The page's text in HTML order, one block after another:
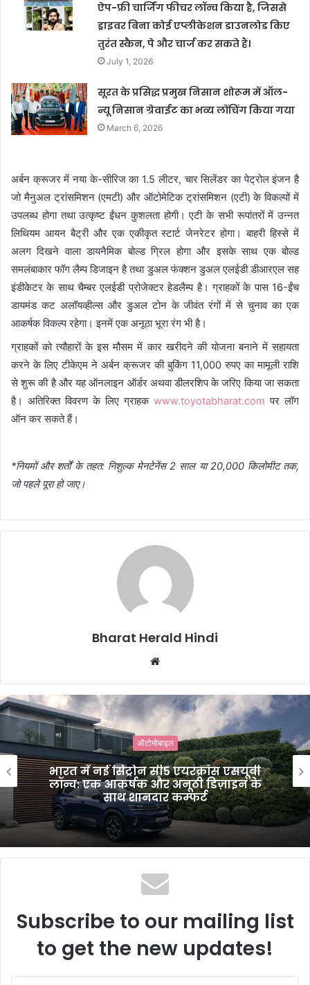
ऐप-फ्री चार्जिंग फीचर लॉन्च किया है, जिससे
ड्राइवर बिना कोई एप्लीकेशन डाउनलोड किए
तुरंत स्कैन, पे और चार्ज कर सकते हैं।
July 1, 2026
सूरत के प्रसिद्ध प्रमुख निसान शोरूम में ऑल-
न्यू निसान ग्रेवाईट का भव्य लोंचिंग किया गया
March 6, 2026
अर्बन क्रूजर में नया के-सीरिज का 1.5 लीटर, चार सिलेंडर का पेट्रोल इंजन है
जो मैनुअल ट्रांसमिशन (एमटी) और ऑटोमेटिक ट्रांसमिशन (एटी) के विकल्पों में
उपलब्ध होगा तथा उत्कृष्ट ईंधन कुशलता होगी। एटी के सभी रूपांतरों में उन्नत
लिथियम आयन बैट्री और एक एकीकृत स्टार्ट जेनरेटर होगा। बाहरी हिस्से में
अलग दिखने वाला डायनैमिक बोल्ड ग्रिल होगा और इसके साथ एक बोल्ड
समलंबाकार फॉग लैम्प डिजाइन है तथा डुअल फंक्शन डुअल एलईडी डीआरएल सह
इंडीकेटर के साथ चैम्बर एलईडी प्रोजेक्टर हेडलैम्प है। ग्राहकों के पास 16-ईंच
डायमंड कट अलॉयव्हील्स और डुअल टोन के जीवंत रंगों में से चुनाव का एक
आकर्षक विकल्प रहेगा। इनमें एक अनूठा भूरा रंग भी है।
ग्राहकों को त्यौहारों के इस मौसम में कार खरीदने की योजना बनाने में सहायता
करने के लिए टीकेएम ने अर्बन क्रूजर की बुकिंग 11,000 रुपए का मामूली राशि
से शुरू की है और यह ऑनलाइन ऑर्डर अथवा डीलरशिप के जरिए किया जा सकता
है। अतिरिक्त विवरण के लिए ग्राहक www.toyotabharat.com पर लॉग
ऑन कर सकते हैं।
*नियमों और शर्तों के तहत: निशुल्क मेनटेनेंस2 साल या20,000 किलोमीट तक,
जो पहले पूरा हो जाए।
Bharat Herald Hindi
b
s
t
e
ऑटोमोबाइल
भारत में नई सिट्रोन सी5 एयरक्रॉस एसयूवी
लॉन्च: एक आकर्षक और अनूठी डिज़ाइन के
साथ शानदार कम्फर्ट
Subscribe to our mailing list
to get the new updates!